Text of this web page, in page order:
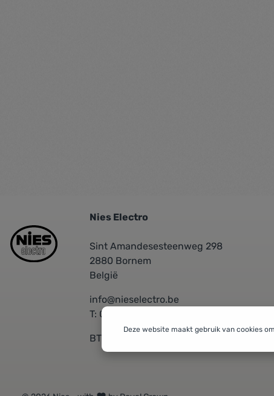
Nies Electro
Sint Amandesesteenweg 298
2880 Bornem
België
info@nieselectro.be
T: 03/889.06.30
BTW: BE 0437576601
Deze website maakt gebruik van cookies